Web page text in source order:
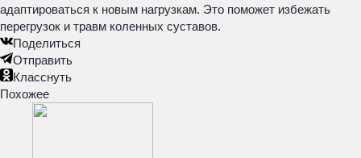
адаптироваться к новым нагрузкам. Это поможет избежать
перегрузок и травм коленных суставов.
Поделиться
Отправить
Класснуть
Похожее